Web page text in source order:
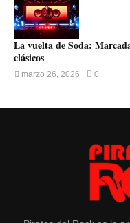
La vuelta de Soda:
clásicos
marzo 26, 2026 0